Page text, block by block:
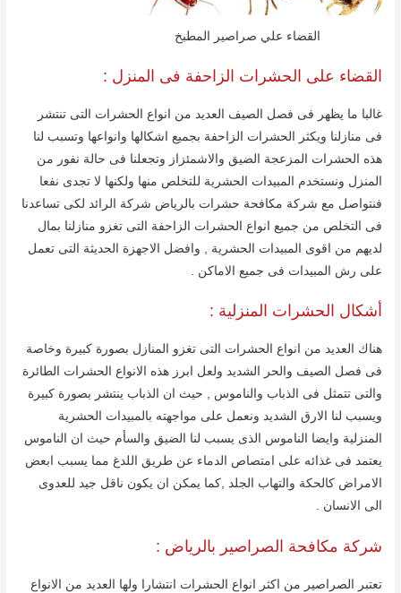
القضاء علي صراصير المطبخ
القضاء على الحشرات الزاحفة فى المنزل :
غالبا ما یظھر فى فصل الصیف العدید من انواع الحشرات التى تنتشر
فى منازلنا ویكثر الحشرات الزاحفة بجمیع اشكالھا وانواعھا وتسبب لنا
ھذه الحشرات المزعجة الضیق والاشمئزاز وتجعلنا فى حالة نفور من
المنزل ونستخدم المبیدات الحشریة للتخلص منھا ولكنھا لا تجدى نفعا
فنتواصل مع شركة مكافحة حشرات بالریاض شركة الرائد لكى تساعدنا
فى التخلص من جمیع انواع الحشرات الزاحفة التى تغزو منازلنا بمال
لدیھم من اقوى المبیدات الحشریة , وافضل الاجھزة الحدیثة التى تعمل
على رش المبیدات فى جمیع الاماكن .
أشكال الحشرات المنزلیة :
ھناك العدید من انواع الحشرات التى تغزو المنازل بصورة كبیرة وخاصة
فى فصل الصیف والحر الشدید ولعل ابرز ھذه الانواع الحشرات الطائرة
والتى تتمثل فى الذباب والناموس , حیث ان الذباب ینتشر بصورة كبیرة
ویسبب لنا الارق الشدید ونعمل على مواجھته بالمبیدات الحشریة
المنزلیة وایضا الناموس الذى یسبب لنا الضیق والسأم حیث ان الناموس
یعتمد فى غذائه على امتصاص الدماء عن طریق اللدغ مما یسبب ابعض
الامراض كالحكة والتھاب الجلد ,كما یمكن ان یكون ناقل جید للعدوى
الى الانسان .
شركة مكافحة الصراصیر بالریاض :
تعتبر الصراصیر من اكثر انواع الحشرات انتشارا ولھا العدید من الانواع